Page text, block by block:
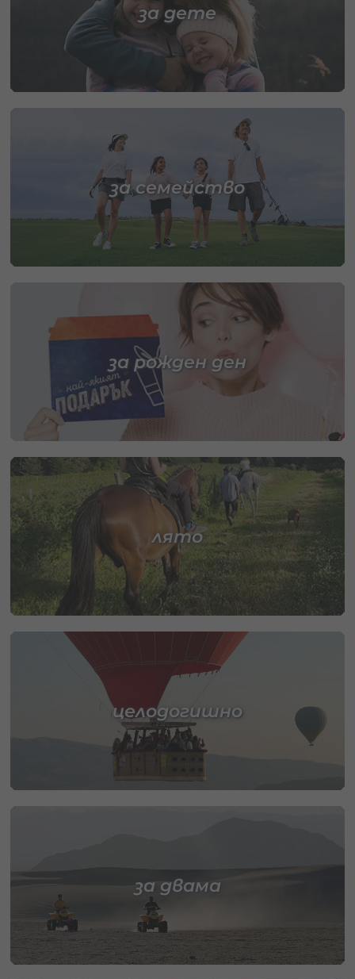
за дете
за семейство
за рожден ден
лято
целодогишно
за двама